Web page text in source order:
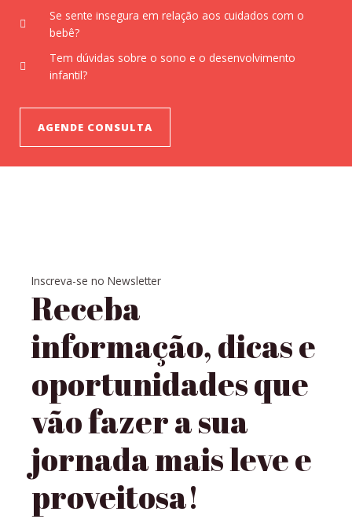
Se sente insegura em relação aos cuidados com o
bebê?
Tem dúvidas sobre o sono e o desenvolvimento
infantil?
AGENDE CONSULTA
Inscreva-se no Newsletter
Receba
informação, dicas e
oportunidades que
vão fazer a sua
jornada mais leve e
proveitosa!